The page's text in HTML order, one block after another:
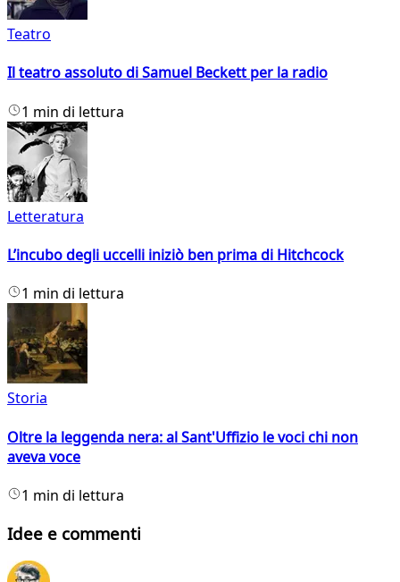
Teatro
Il teatro assoluto di Samuel Beckett per la radio
1 min di lettura
Letteratura
L’incubo degli uccelli iniziò ben prima di Hitchcock
1 min di lettura
Storia
Oltre la leggenda nera: al Sant'Uffizio le voci chi non
aveva voce
1 min di lettura
Idee e commenti